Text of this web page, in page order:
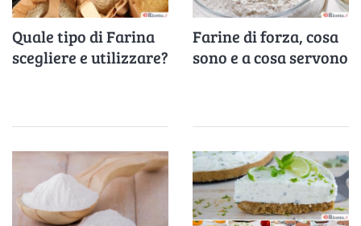
Quale tipo di Farina
scegliere e utilizzare?
Farine di forza, cosa
sono e a cosa servono